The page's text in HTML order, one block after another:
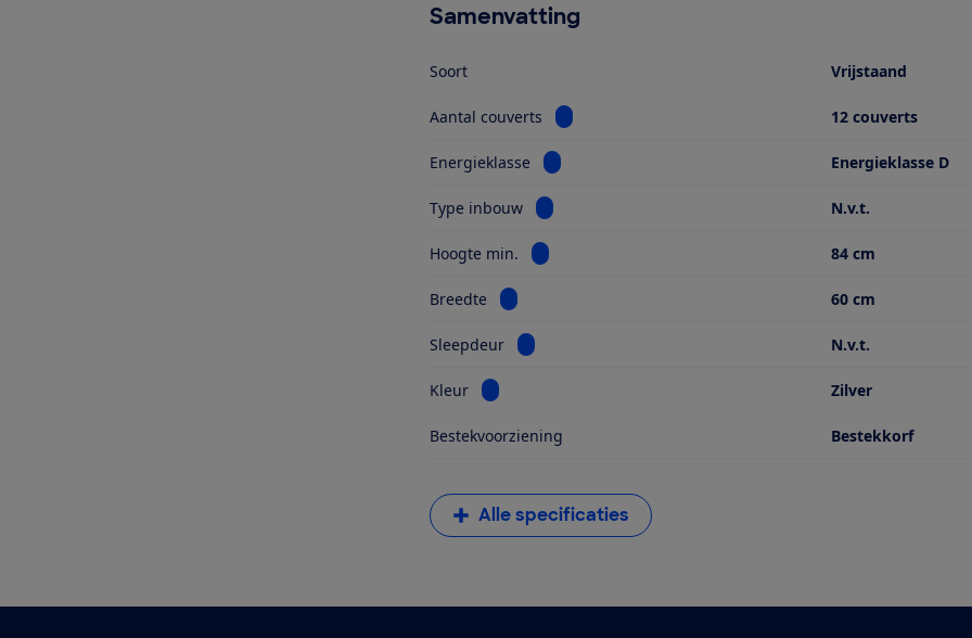
Samenvatting
Soort Vrijstaand
Aantal couverts Bekijk informatie voor Aantal couverts 12 couverts
Energieklasse Bekijk informatie voor Energieklasse Energieklasse D
Type inbouw Bekijk informatie voor Type inbouw N.v.t.
Hoogte min. Bekijk informatie voor Hoogte min. 84 cm
Breedte Bekijk informatie voor Breedte 60 cm
Sleepdeur Bekijk informatie voor Sleepdeur N.v.t.
Kleur Bekijk informatie voor Kleur Zilver
Bestekvoorziening Bestekkorf
Alle specificaties